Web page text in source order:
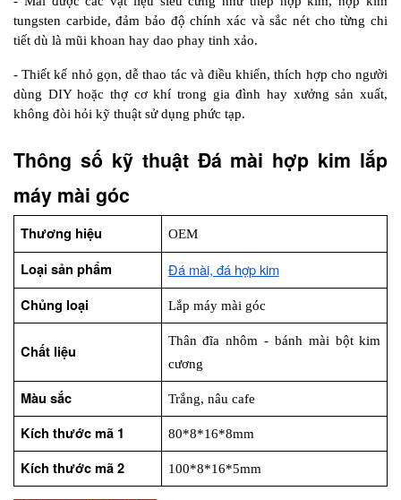
tungsten carbide, đảm bảo độ chính xác và sắc nét cho từng chi
tiết dù là mũi khoan hay dao phay tinh xảo.
- Thiết kế nhỏ gọn, dễ thao tác và điều khiển, thích hợp cho người
dùng DIY hoặc thợ cơ khí trong gia đình hay xưởng sản xuất,
không đòi hỏi kỹ thuật sử dụng phức tạp.
Thông số kỹ thuật Đá mài hợp kim lắp
máy mài góc
Thương hiệu OEM
Loại sản phẩm
Đá mài, đá hợp kim
Chủng loại
Lắp máy mài góc
Chất liệu
Thân đĩa nhôm - bánh mài bột kim
cương
Màu sắc Trắng, nâu cafe
Kích thước mã 1 80*8*16*8mm
Kích thước mã 2 100*8*16*5mm